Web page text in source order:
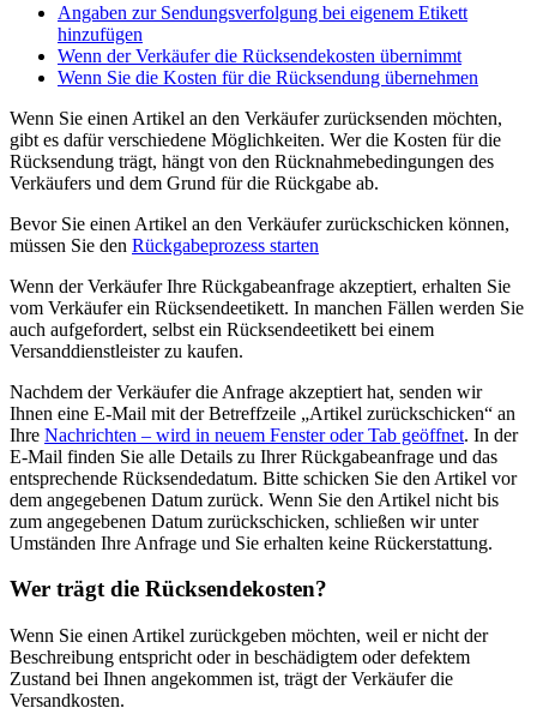
Angaben zur Sendungsverfolgung bei eigenem Etikett
hinzufügen
Wenn der Verkäufer die Rücksendekosten übernimmt
Wenn Sie die Kosten für die Rücksendung übernehmen
Wenn Sie einen Artikel an den Verkäufer zurücksenden möchten,
gibt es dafür verschiedene Möglichkeiten. Wer die Kosten für die
Rücksendung trägt, hängt von den Rücknahmebedingungen des
Verkäufers und dem Grund für die Rückgabe ab.
Bevor Sie einen Artikel an den Verkäufer zurückschicken können,
müssen Sie den Rückgabeprozess starten
Wenn der Verkäufer Ihre Rückgabeanfrage akzeptiert, erhalten Sie
vom Verkäufer ein Rücksendeetikett. In manchen Fällen werden Sie
auch aufgefordert, selbst ein Rücksendeetikett bei einem
Versanddienstleister zu kaufen.
Nachdem der Verkäufer die Anfrage akzeptiert hat, senden wir
Ihnen eine E-Mail mit der Betreffzeile „Artikel zurückschicken“ an
Ihre Nachrichten – wird in neuem Fenster oder Tab geöffnet. In der
E-Mail finden Sie alle Details zu Ihrer Rückgabeanfrage und das
entsprechende Rücksendedatum. Bitte schicken Sie den Artikel vor
dem angegebenen Datum zurück. Wenn Sie den Artikel nicht bis
zum angegebenen Datum zurückschicken, schließen wir unter
Umständen Ihre Anfrage und Sie erhalten keine Rückerstattung.
Wer trägt die Rücksendekosten?
Wenn Sie einen Artikel zurückgeben möchten, weil er nicht der
Beschreibung entspricht oder in beschädigtem oder defektem
Zustand bei Ihnen angekommen ist, trägt der Verkäufer die
Versandkosten.